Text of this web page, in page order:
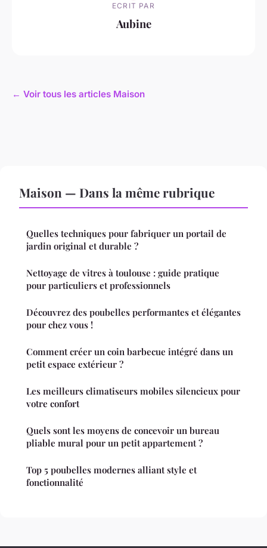
ECRIT PAR
Aubine
← Voir tous les articles Maison
Maison — Dans la même rubrique
Quelles techniques pour fabriquer un portail de
jardin original et durable ?
Nettoyage de vitres à toulouse : guide pratique
pour particuliers et professionnels
Découvrez des poubelles performantes et élégantes
pour chez vous !
Comment créer un coin barbecue intégré dans un
petit espace extérieur ?
Les meilleurs climatiseurs mobiles silencieux pour
votre confort
Quels sont les moyens de concevoir un bureau
pliable mural pour un petit appartement ?
Top 5 poubelles modernes alliant style et
fonctionnalité